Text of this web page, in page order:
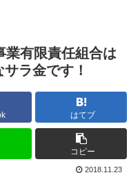
業有限責任組合は
ラ金です！
はてブ
コピー
2018.11.23